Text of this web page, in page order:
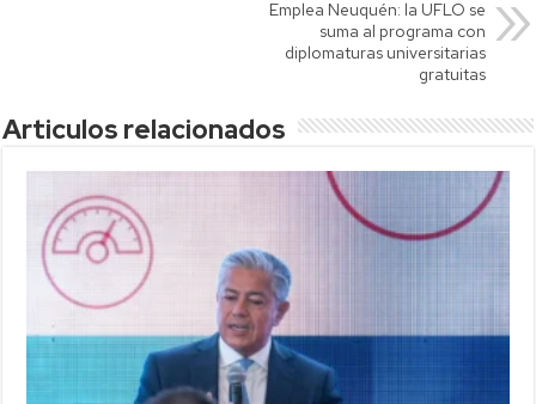
Emplea Neuquén: la UFLO se
suma al programa con
diplomaturas universitarias
gratuitas
Articulos relacionados